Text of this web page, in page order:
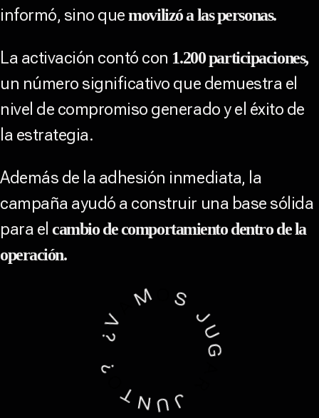
informó, sino quemovilizó a las personas.
La activación contó con 1.200 participaciones,
un número significativo que demuestra el
nivel de compromiso generado y el éxito de
la estrategia.
Además de la adhesión inmediata, la
campaña ayudó a construir una base sólida
para elcambio de comportamiento dentro de la
operación.